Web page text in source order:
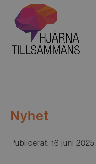
Nyhet
Publicerat: 16 juni 2025